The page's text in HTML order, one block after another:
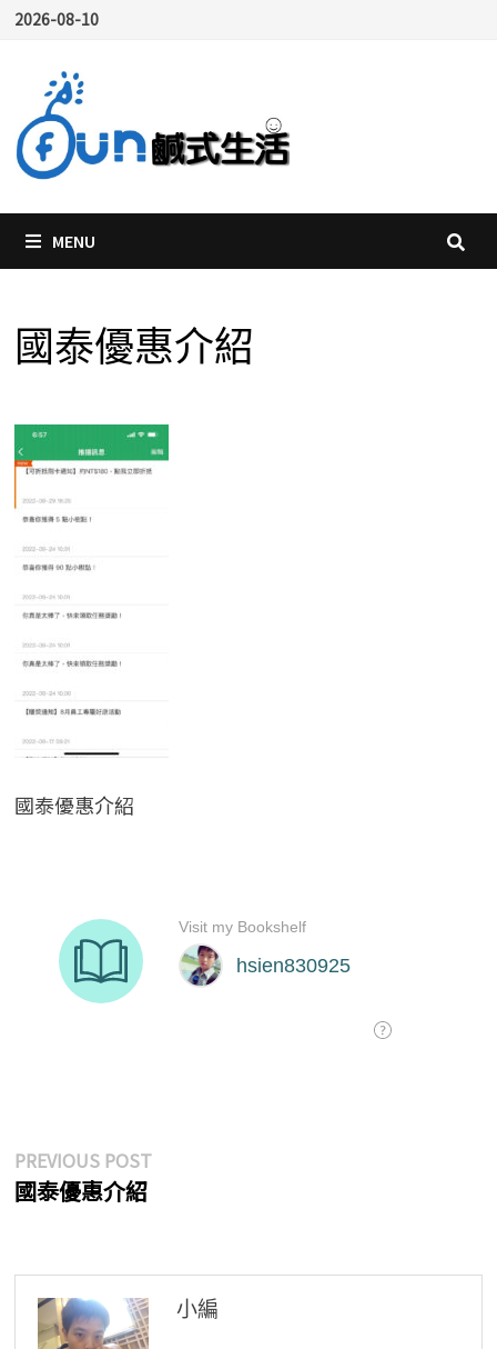
Skip
content
2026-08-10
MENU
國泰優惠介紹
國泰優惠介紹
文
章
覽
PREVIOUS POSTPrevious
國泰優惠介紹
小編